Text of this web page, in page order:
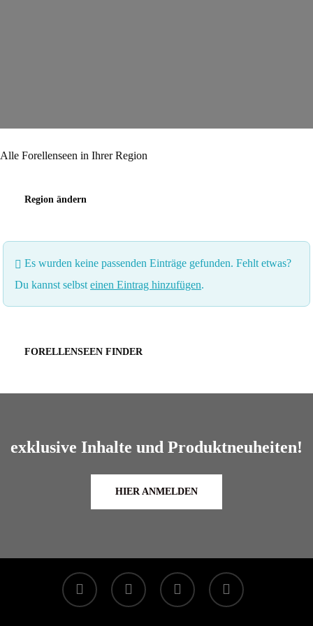
Alle Forellenseen in Ihrer Region
Region ändern
Es wurden keine passenden Einträge gefunden. Fehlt etwas?
Du kannst selbsteinen Eintrag hinzufügen.
FORELLENSEEN FINDER
exklusive Inhalte und Produktneuheiten!
HIER ANMELDEN
facebook linkedin youtube instagram